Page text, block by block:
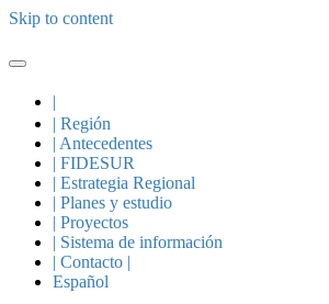
Skip to content
|
| Región
| Antecedentes
| FIDESUR
| Estrategia Regional
| Planes y estudio
| Proyectos
| Sistema de información
| Contacto |
Español